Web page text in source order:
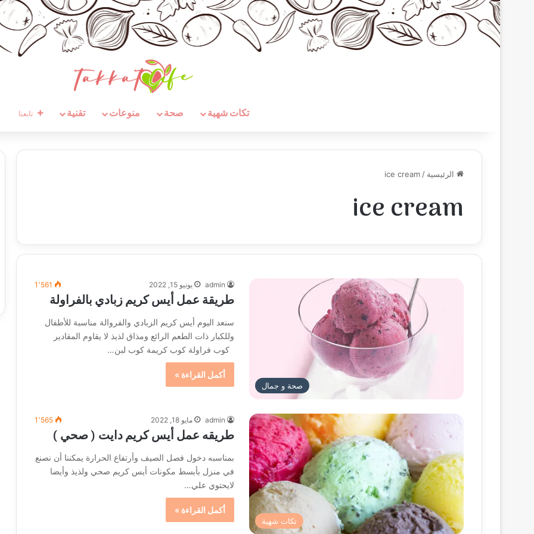
تكات شهية صحة منوعات تقنية تابعنا
الرئيسية /
ice cream
ice cream
صحة و جمال
admin يونيو 15, 2022 1٬561
طريقة عمل أيس كريم زبادي بالفراولة
سنعد اليوم أيس كريم الزبادي والفروالة مناسبة للأطفال
وللكبار ذات الطعم الرائع ومذاق لذيذ لا يقاوم المقادير
كوب فراولة كوب كريمة كوب لبن…
أكمل القراءة »
تكات شهية
admin مايو 18, 2022 1٬565
طريقه عمل أيس كريم دايت ( صحي )
بمناسبه دخول فصل الصيف وأرتفاع الحرارة يمكننا أن نصنع
في منزل بأبسط مكونات أيس كريم صحي ولذيذ وأيضا
لايحتوي علي…
أكمل القراءة »